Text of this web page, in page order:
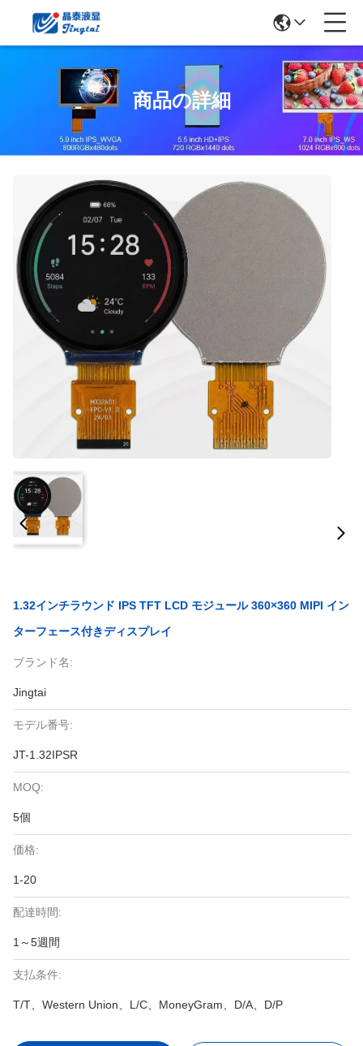
商品の詳細
1.32インチラウンド IPS TFT LCD モジュール 360×360 MIPI イン
ターフェース付きディスプレイ
ブランド名:
Jingtai
モデル番号:
JT-1.32IPSR
MOQ:
5個
価格:
1-20
配達時間:
1～5週間
支払条件:
T/T、Western Union、L/C、MoneyGram、D/A、D/P